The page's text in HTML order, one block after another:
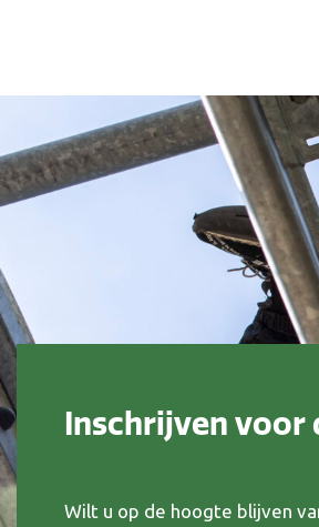
Inschrijven voor
Wilt u op de hoogte blijven